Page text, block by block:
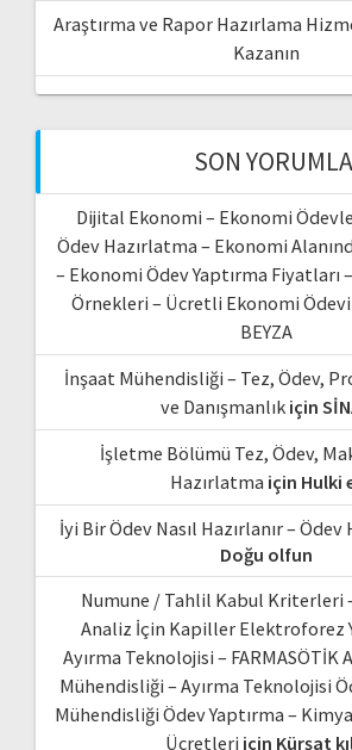
Araştırma ve Rapor Hazırlama
Kazanın
SON
Dijital Ekonomi – Ekonomi
Ödev Hazırlatma – Ekonomi
– Ekonomi Ödev Yaptırma Fiyatları
Örnekleri – Ücretli Ekonomi Ödevi
BEYZA
İnşaat Mühendisliği – Tez, Ödev,
ve Danışmanlıkiçin
İşletme Bölümü Tez, Ödev,
Hazırlatma için Hulki
İyi Bir Ödev Nasıl Hazırlanır –
Doğu olfun
Numune / Tahlil Kabul Kriterleri
Analiz İçin Kapiller Elektroforez
Ayırma Teknolojisi – FARMASÖTİK
Mühendisliği – Ayırma Teknolojisi
Mühendisliği Ödev Yaptırma –
Ücretleri için Kürşat